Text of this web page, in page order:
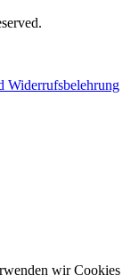
Widerrufsbelehrung
wir Cookies